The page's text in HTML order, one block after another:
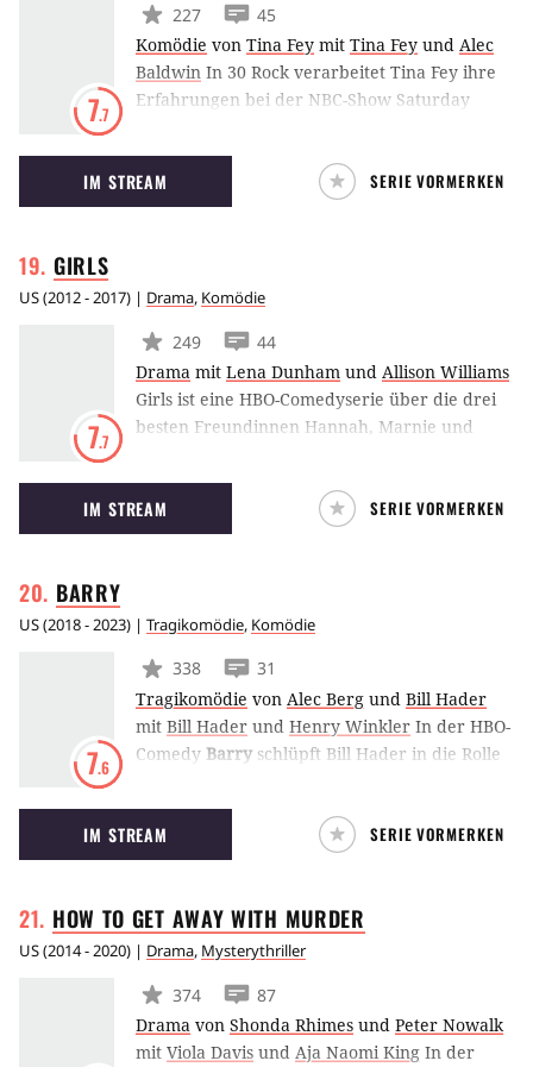
7.7
227
45
Komödie von Tina Fey mit Tina Fey und Alec
Baldwin In 30 Rock verarbeitet Tina Fey ihre
Erfahrungen bei der NBC-Show Saturday
Comedy-Sendung The Girlie Show muss sich
mit ihrem arroganten neuen Boss
herumplagen, ihre verrückten
stellen.
IM STREAM SERIE VORMERKEN
GIRLS
US(2012 - 2017) | Drama, Komödie
7.7
249
44
Drama mit Lena Dunham und Allison Williams
Girls ist eine HBO-Comedyserie über die drei
besten Freundinnen Hannah, Marnie und
gemeinsam in New York. Dort jagt jede ihrem
eigenen Traum nach, was, wie sich
herausstellt, nicht immer einfach ist.
IM STREAM SERIE VORMERKEN
BARRY
US(2018 - 2023) | Tragikomödie, Komödie
7.6
338
31
Tragikomödie von Alec Berg und Bill Hader
mit Bill Hader und Henry Winkler In der HBO-
Comedy Barry schlüpft Bill Hader in die Rolle
seiner Karriere beim Militär als Profikiller
verdingen muss, um über die Runden zu
kommen. Dabei würde er am liebsten einfach
IM STREAM SERIE VORMERKEN
HOW TO GET AWAY WITH MURDER
US(2014 - 2020) | Drama, Mysterythriller
374
87
Drama von Shonda Rhimes und Peter Nowalk
mit Viola Davis und Aja Naomi King In der